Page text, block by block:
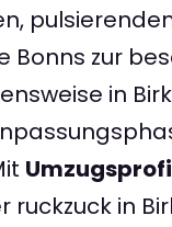
Bonns zur
in
ruckzuck in